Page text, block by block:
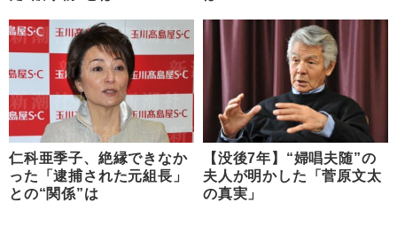
仁科亜季子、絶縁できなか
った「逮捕された元組長」
との“関係”は
【没後7年】“婦唱夫随”の
夫人が明かした「菅原文太
の真実」